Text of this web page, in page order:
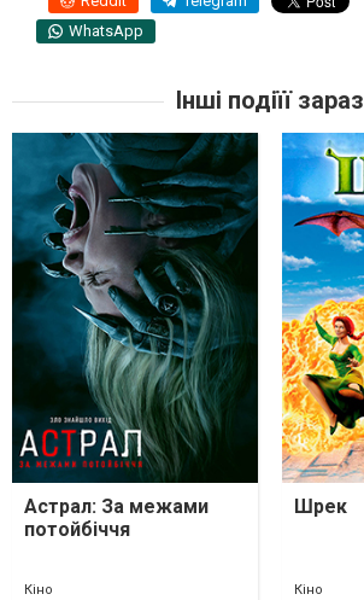
WhatsApp
Інші подіїї зараз
Астрал: За межами
потойбіччя
Кіно
Шрек
Кіно